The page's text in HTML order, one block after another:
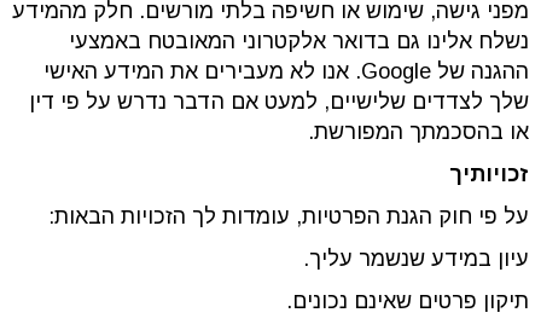
מפני גישה, שימוש או חשיפה בלתי מורשים. חלק מהמידע
נשלח אלינו גם בדואר אלקטרוני המאובטח באמצעי
ההגנה של Google. אנו לא מעבירים את המידע האישי
שלך לצדדים שלישיים, למעט אם הדבר נדרש על פי דין
או בהסכמתך המפורשת.
זכויותיך
על פי חוק הגנת הפרטיות, עומדות לך הזכויות הבאות:
עיון במידע שנשמר עליך.
תיקון פרטים שאינם נכונים.